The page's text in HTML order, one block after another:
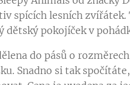
spících lesních
dětský pokojíček v
do pásů o
Snadno si tak